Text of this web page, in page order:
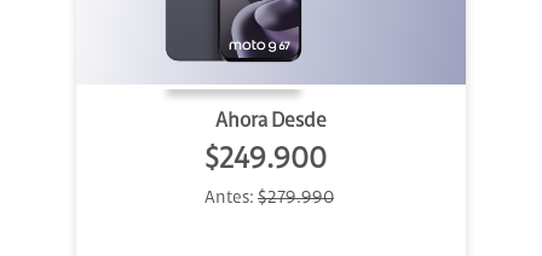
Ahora Desde
$249.900
Antes: $279.990